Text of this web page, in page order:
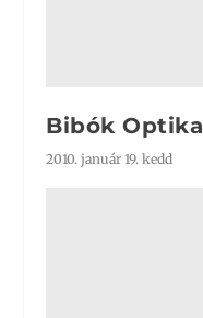
Bibók Optika
2010. január 19. kedd